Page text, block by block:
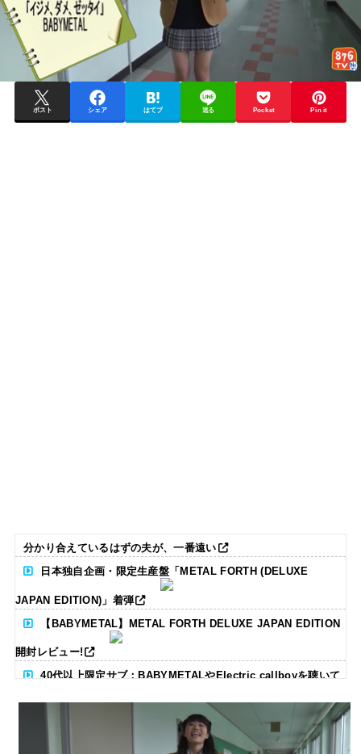
ポスト シェア はてブ 送る Pocket Pin it
分かり合えているはずの夫が、一番遠い
日本独自企画・限定生産盤「METAL FORTH (DELUXE
JAPAN EDITION)」着弾
【BABYMETAL】METAL FORTH DELUXE JAPAN EDITION
開封レビュー!
40代以上限定サブ：BABYMETALやElectric callboyを聴いて
る人いる？ 【海外の反応】
BABYMETAL「CANNONBALL外伝」グッズ販売決定